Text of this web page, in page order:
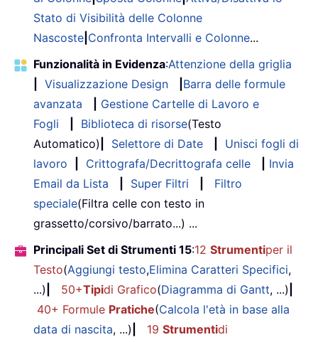
Stato di Visibilità delle Colonne
Nascoste Confronta Intervalli e Colonne...
Funzionalità in Evidenza:Attenzione della griglia
Visualizzazione Design
Barra delle formule
avanzata
Gestione Cartelle di Lavoro e
Fogli
Biblioteca di risorse(Testo
Automatico)
Selettore di Date
Unisci fogli di
lavoro
Crittografa/Decrittografa celle
Invia
Email da Lista
Super Filtri
Filtro
speciale(Filtra celle con testo in
grassetto/corsivo/barrato...) ...
Principali Set di Strumenti 15:12 Strumentiper il
Testo(Aggiungi testo,Elimina Caratteri Specifici,
...)
50+Tipidi Grafico(Diagramma di Gantt, ...)
40+ Formule Pratiche(Calcola l'età in base alla
data di nascita, ...) 19 Strumentidi